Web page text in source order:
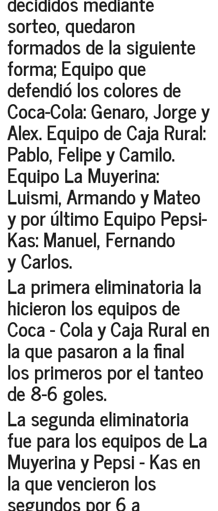
sorteo, quedaron
formados de la siguiente
forma; Equipo que
defendió los colores de
Coca-Cola: Genaro, Jorge y
Alex. Equipo de Caja Rural:
Pablo, Felipe y Camilo.
Equipo La Muyerina:
Luismi, Armando y Mateo
y por último Equipo Pepsi-
Kas: Manuel, Fernando
y Carlos.
La primera eliminatoria la
hicieron los equipos de
Coca - Cola y Caja Rural en
la que pasaron a la final
los primeros por el tanteo
de 8-6 goles.
La segunda eliminatoria
fue para los equipos de La
Muyerina y Pepsi - Kas en
la que vencieron los
segundos por 6 a